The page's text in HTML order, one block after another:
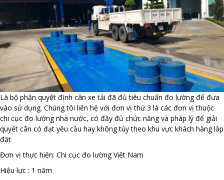
Là bộ phận quyết định cân xe tải đã đủ tiêu chuẩn đo lường để đưa
vào sử dụng. Chúng tôi liên hệ với đơn vị thứ 3 là các đơn vị thuộc
chi cục đo lường nhà nước, có đầy đủ chức năng và pháp lý để giải
quyết cân có đạt yêu cầu hay không tùy theo khu vực khách hàng lắp
đặt
Đơn vị thực hiện: Chi cục đo lường Việt Nam
Hiệu lực : 1 năm